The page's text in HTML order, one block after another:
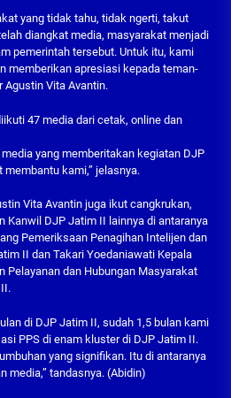
yang tidak tahu, tidak ngerti, takut
diangkat media, masyarakat menjadi
pemerintah tersebut. Untuk itu, kami
memberikan apresiasi kepada teman-
Agustin Vita Avantin.
47 media dari cetak, online dan
media yang memberitakan kegiatan DJP
kami,” jelasnya.
Vita Avantin juga ikut cangkrukan,
Kanwil DJP Jatim II lainnya di antaranya
Pemeriksaan Penagihan Intelijen dan
II dan Takari Yoedaniawati Kepala
Pelayanan dan Hubungan Masyarakat
di DJP Jatim II, sudah 1,5 bulan kami
PPS di enam kluster di DJP Jatim II.
yang signifikan. Itu di antaranya
media,” tandasnya. (Abidin)